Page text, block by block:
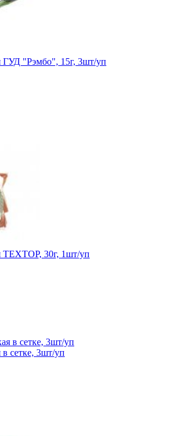
ГУД "Рэмбо", 15г, 3шт/уп
TEXTOP, 30г, 1шт/уп
в сетке, 3шт/уп